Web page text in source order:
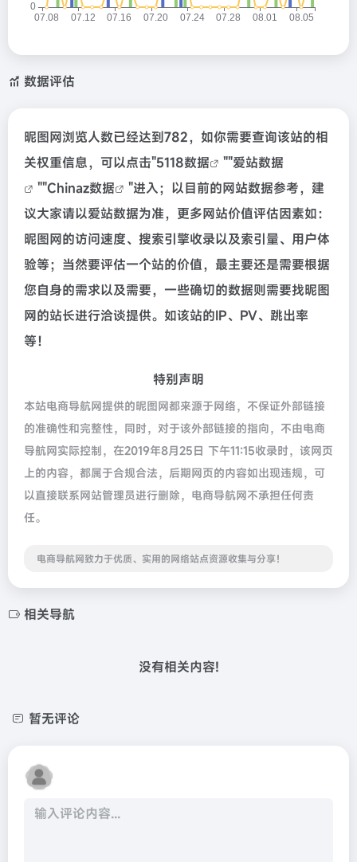
数据评估
昵图网浏览人数已经达到782，如你需要查询该站的相
关权重信息，可以点击"5118数据 ""爱站数据
""Chinaz数据
"进入；以目前的网站数据参考，建
议大家请以爱站数据为准，更多网站价值评估因素如：
昵图网的访问速度、搜索引擎收录以及索引量、用户体
验等；当然要评估一个站的价值，最主要还是需要根据
您自身的需求以及需要，一些确切的数据则需要找昵图
网的站长进行洽谈提供。如该站的IP、PV、跳出率
等！
特别声明
本站电商导航网提供的昵图网都来源于网络，不保证外部链接
的准确性和完整性，同时，对于该外部链接的指向，不由电商
导航网实际控制，在2019年8月25日 下午11:15收录时，该网页
上的内容，都属于合规合法，后期网页的内容如出现违规，可
以直接联系网站管理员进行删除，电商导航网不承担任何责
任。
电商导航网致力于优质、实用的网络站点资源收集与分享！
相关导航
没有相关内容!
暂无评论